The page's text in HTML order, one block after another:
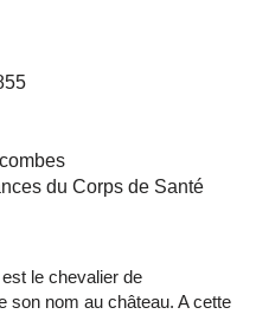
du Corps de Santé
le chevalier de
son nom au château. A cette